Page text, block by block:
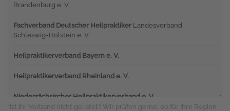
Brandenburg e. V.
Fachverband Deutscher Heilpraktiker Landesverband
Schleswig-Holstein e. V.
Heilpraktikerverband Bayern e. V.
Heilpraktikerverband Rheinland e. V.
Niedersächsischer Heilpraktikerverband e. V.
*Ist Ihr Verband nicht gelistet? Wir prüfen gerne, ob für Ihre Region